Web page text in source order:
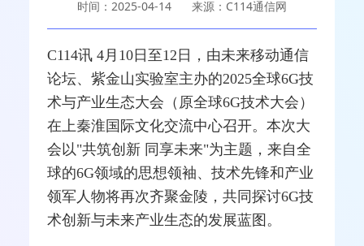
时间：2025-04-14 来源：C114通信网
C114讯 4月10日至12日，由未来移动通信
论坛、紫金山实验室主办的2025全球6G技
术与产业生态大会（原全球6G技术大会）
在上秦淮国际文化交流中心召开。本次大
会以"共筑创新 同享未来"为主题，来自全
球的6G领域的思想领袖、技术先锋和产业
领军人物将再次齐聚金陵，共同探讨6G技
术创新与未来产业生态的发展蓝图。